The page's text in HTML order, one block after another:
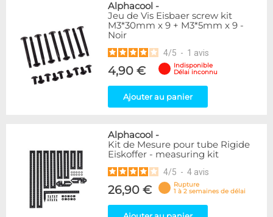
Alphacool -
Jeu de Vis Eisbaer screw kit
M3*30mm x 9 + M3*5mm x 9 -
Noir
4/5 - 1 avis
4,90 €
Indisponible
Délai inconnu
Ajouter au panier
Alphacool -
Kit de Mesure pour tube Rigide
Eiskoffer - measuring kit
4/5 - 4 avis
26,90 €
Rupture
1 à 2 semaines de délai